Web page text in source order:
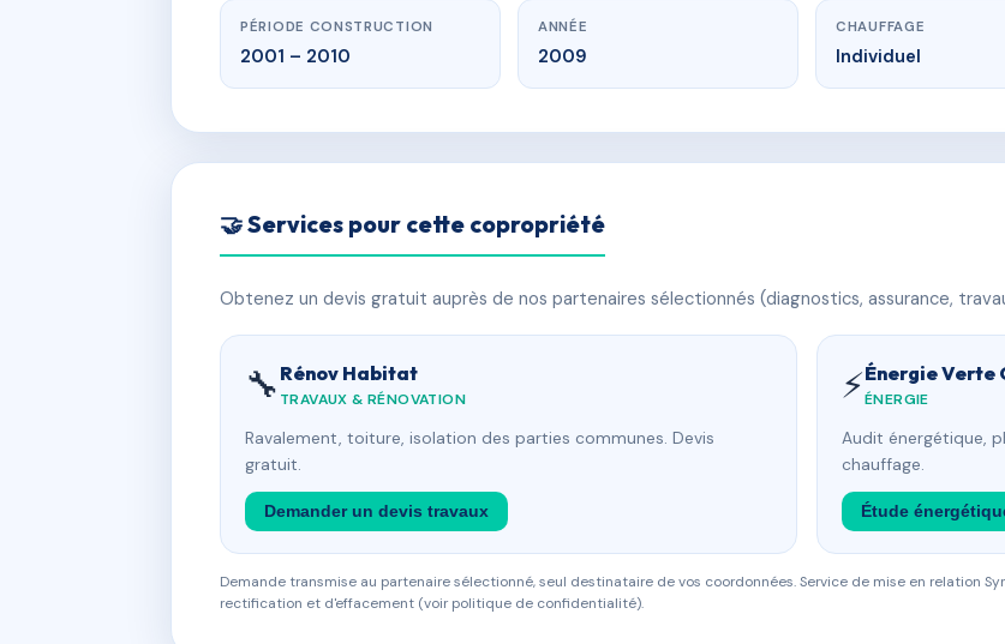
PÉRIODE CONSTRUCTION
2001 – 2010
ANNÉE
2009
CHAUFFAGE
Individuel
🤝 Services pour cette copropriété
Obtenez un devis gratuit auprès de nos partenaires sélectionnés (diagnostics, assurance,
🔧 Rénov Habitat
TRAVAUX & RÉNOVATION
Ravalement, toiture, isolation des parties communes. Devis
gratuit.
Demander un devis travaux
⚡Énergie Verte
ÉNERGIE
Audit énergétique,
chauffage.
Étude
Demande transmise au partenaire sélectionné, seul destinataire de vos coordonnées. Service de mise en relation
rectification et d'effacement (voir politique de confidentialité).